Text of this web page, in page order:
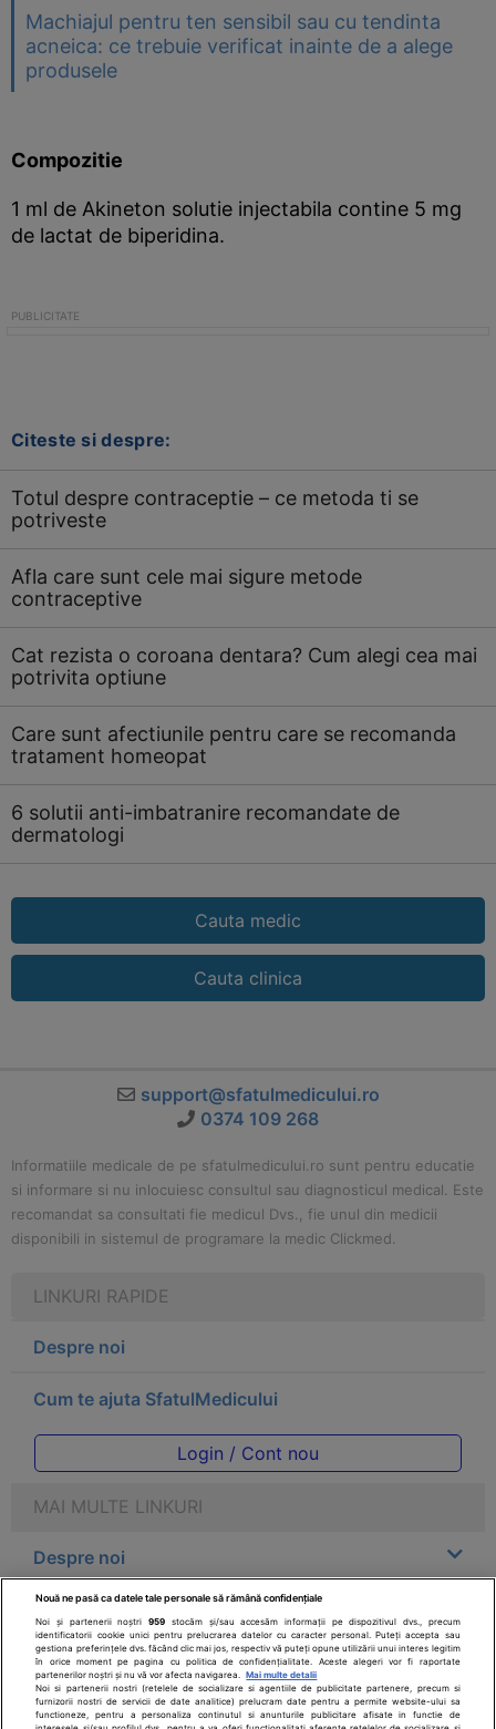
Machiajul pentru ten sensibil sau cu tendinta
acneica: ce trebuie verificat inainte de a alege
produsele
Compozitie
1 ml de Akineton solutie injectabila contine 5 mg
de lactat de biperidina.
Citeste si despre:
Totul despre contraceptie – ce metoda ti se
potriveste
Afla care sunt cele mai sigure metode
contraceptive
Cat rezista o coroana dentara? Cum alegi cea mai
potrivita optiune
Care sunt afectiunile pentru care se recomanda
tratament homeopat
6 solutii anti-imbatranire recomandate de
dermatologi
Cauta medic
Cauta clinica
support@sfatulmedicului.ro
0374 109 268
Informatiile medicale de pe sfatulmedicului.ro sunt pentru educatie
si informare si nu inlocuiesc consultul sau diagnosticul medical. Este
recomandat sa consultati fie medicul Dvs., fie unul din medicii
disponibili in sistemul de programare la medic Clickmed.
LINKURI RAPIDE
Despre noi
Cum te ajuta SfatulMedicului
Login / Cont nou
MAI MULTE LINKURI
Despre noi
Legal
Drepturile consumatorului
Parteneri
Nouă ne pasă ca datele tale personale să rămână confidențiale
Noi și partenerii noștri959 stocăm și/sau accesăm informații pe dispozitivul dvs., precum
identificatorii cookie unici pentru prelucrarea datelor cu caracter personal. Puteți accepta sau
gestiona preferințele dvs. făcând clic mai jos, respectiv vă puteți opune utilizării unui interes legitim
în orice moment pe pagina cu politica de confidențialitate. Aceste alegeri vor fi raportate
partenerilor noștri și nu vă vor afecta navigarea.
Mai multe detalii
Noi si partenerii nostri (retelele de socializare si agentiile de publicitate partenere, precum si
furnizorii nostri de servicii de date analitice) prelucram date pentru a permite website-ului sa
functioneze, pentru a personaliza continutul si anunturile publicitare afisate in functie de